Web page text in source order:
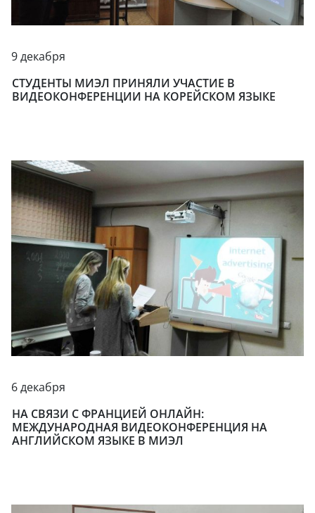
9 декабря
СТУДЕНТЫ МИЭЛ ПРИНЯЛИ УЧАСТИЕ В
ВИДЕОКОНФЕРЕНЦИИ НА КОРЕЙСКОМ ЯЗЫКЕ
6 декабря
НА СВЯЗИ С ФРАНЦИЕЙ ОНЛАЙН:
МЕЖДУНАРОДНАЯ ВИДЕОКОНФЕРЕНЦИЯ НА
АНГЛИЙСКОМ ЯЗЫКЕ В МИЭЛ